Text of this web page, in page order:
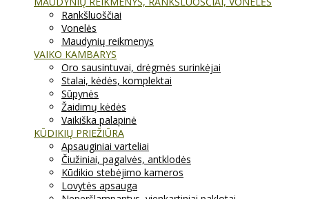
Rankšluoščiai
Vonelės
Maudynių reikmenys
VAIKO KAMBARYS
Oro sausintuvai, drėgmės surinkėjai
Stalai, kėdės, komplektai
Sūpynės
Žaidimų kėdės
Vaikiška palapinė
KŪDIKIŲ PRIEŽIŪRA
Apsauginiai varteliai
Čiužiniai, pagalvės, antklodės
Kūdikio stebėjimo kameros
Lovytės apsauga